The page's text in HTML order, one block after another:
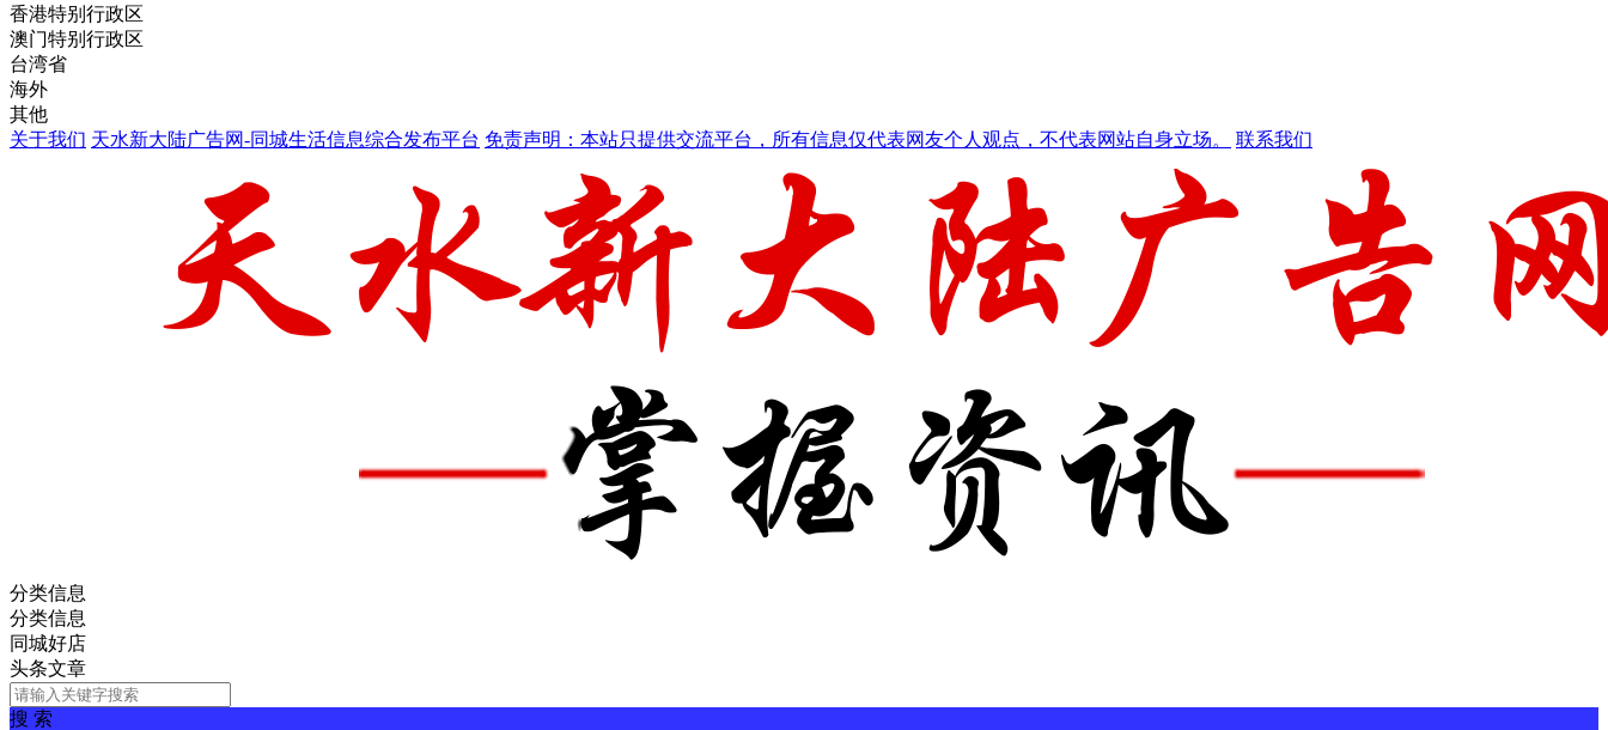
香港特别行政区
澳门特别行政区
台湾省
海外
其他
关于我们 天水新大陆广告网-同城生活信息综合发布平台 免责声明：本站只提供交流平台，所有信息仅代表网友个人观点，不代表网站自身立场。 联系我们
分类信息
分类信息
同城好店
头条文章
搜 索